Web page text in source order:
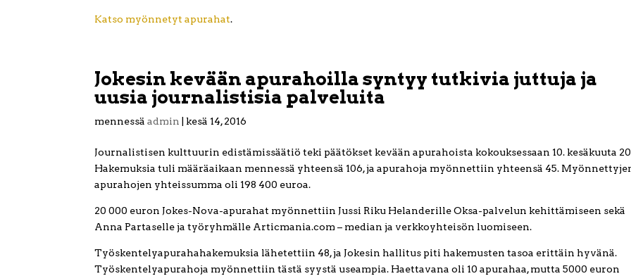
Katso myönnetyt apurahat.
Jokesin kevään apurahoilla syntyy tutkivia juttuja ja
uusia journalistisia palveluita
mennessäadmin kesä 14, 2016
Journalistisen kulttuurin edistämissäätiö teki päätökset kevään apurahoista kokouksessaan 10. kesäkuuta
Hakemuksia tuli määräaikaan mennessä yhteensä 106, ja apurahoja myönnettiin yhteensä 45.
apurahojen yhteissumma oli 198 400 euroa.
20 000 euron Jokes-Nova-apurahat myönnettiin Jussi Riku Helanderille Oksa-palvelun kehittämiseen sekä
Anna Partaselle ja työryhmälle Articmania.com – median ja verkkoyhteisön luomiseen.
Työskentelyapurahahakemuksia lähetettiin 48, ja Jokesin hallitus piti hakemusten tasoa erittäin hyvänä.
Työskentelyapurahoja myönnettiin tästä syystä useampia. Haettavana oli 10 apurahaa, mutta 5000 euron